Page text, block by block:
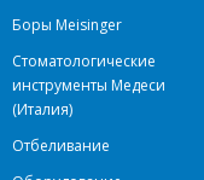
Боры Meisinger
Стоматологические
инструменты Медеси
(Италия)
Отбеливание